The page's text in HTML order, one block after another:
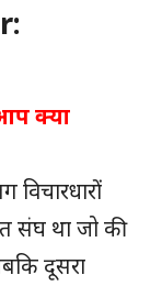
क्या
विचारधारों
संघ था जो की
दूसरा